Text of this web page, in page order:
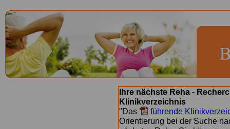
Ihre nächste Reha -
Klinikverzeichnis
"Das
führende
Orientierung bei der Suche